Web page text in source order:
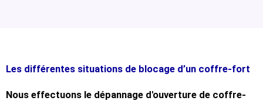
Les différentes situations de blocage d’un coffre-fort
Nous effectuons le dépannage d'ouverture de coffre-